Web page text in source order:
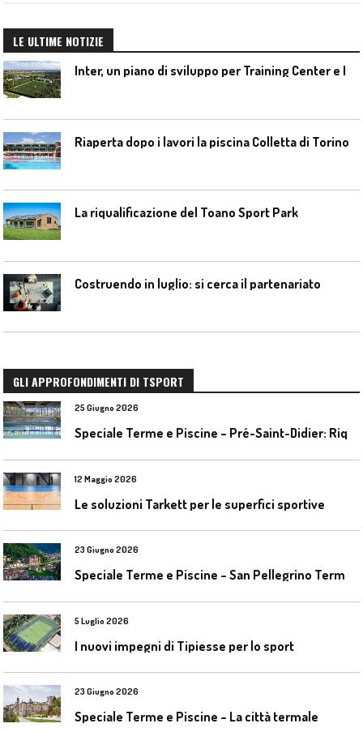
LE ULTIME NOTIZIE
Riaperta dopo i lavori la piscina Colletta di Torino
La riqualificazione del Toano Sport Park
Costruendo in luglio: si cerca il partenariato
GLI APPROFONDIMENTI DI TSPORT
25 Giugno 2026
12 Maggio 2026
Le soluzioni Tarkett per le superfici sportive
23 Giugno 2026
5 Luglio 2026
I nuovi impegni di Tipiesse per lo sport
23 Giugno 2026
Speciale Terme e Piscine – La città termale